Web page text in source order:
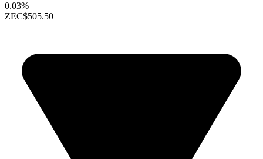
0.03%
ZEC$505.50